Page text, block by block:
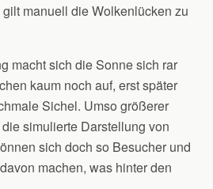
manuell die Wolkenlücken zu
macht sich die Sonne sich rar
kaum noch auf, erst später
Sichel. Umso größerer
simulierte Darstellung von
sich doch so Besucher und
machen, was hinter den